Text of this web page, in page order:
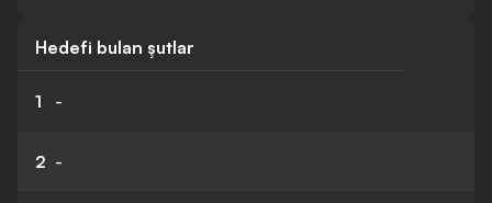
Hedefi bulan şutlar
1 -
2 -